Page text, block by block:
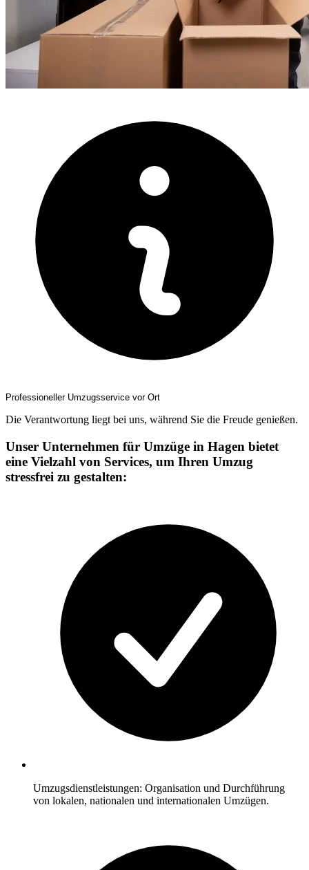
Professioneller Umzugsservice vor Ort
Die Verantwortung liegt bei uns, während Sie die Freude genießen.
Unser Unternehmen für Umzüge in Hagen bietet
eine Vielzahl von Services, um Ihren Umzug
stressfrei zu gestalten:
Umzugsdienstleistungen: Organisation und Durchführung
von lokalen, nationalen und internationalen Umzügen.